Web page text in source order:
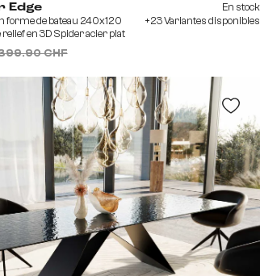
Edge
forme de bateau 240x120
en 3D Spider acier plat
CHF
En stock
+23 Variantes disponibles